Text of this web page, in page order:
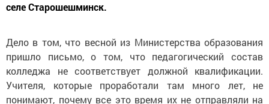
селе Старошешминск.
Дело в том, что весной из Министерства образования
пришло письмо, о том, что педагогический состав
колледжа не соответствует должной квалификации.
Учителя, которые проработали там много лет, не
понимают, почему все это время их не отправляли на